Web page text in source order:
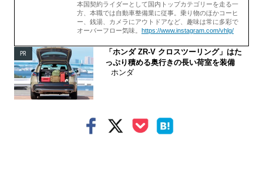
本国契約ライダーとして国内トップカテゴリーを走る一
方、本職では自動車整備業に従事。乗り物のほかコーヒ
ー、銭湯、カメラにアウトドアなど、趣味は常に多彩で
オーバーフロー気味。 https://www.instagram.com/vhlg/
PR
「ホンダ ZR-V クロスツーリング」はた
っぷり積める奥行きの長い荷室を装備
ホンダ